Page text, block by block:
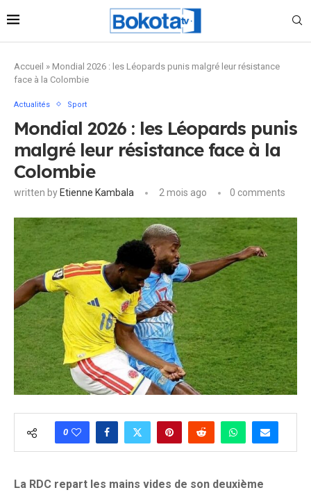
Accueil » Mondial 2026 : les Léopards punis malgré leur résistance
face à la Colombie
Actualités Sport
Mondial 2026 : les Léopards punis
malgré leur résistance face à la
Colombie
written by Etienne Kambala 2 mois ago 0 comments
0
La RDC repart les mains vides de son deuxième